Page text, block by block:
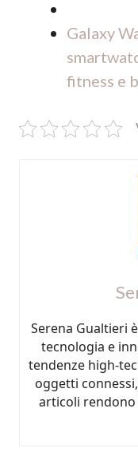
Galaxy
fitness e
Serena Gualtieri
tecnologia e
tendenze high-
oggetti
articoli